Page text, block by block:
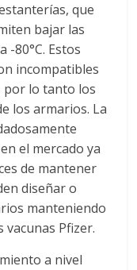
que
bajar las
80°C. Estos
incompatibles
lo tanto los
los armarios. La
el mercado ya
de mantener
diseñar o
manteniendo
Pfizer.
a nivel